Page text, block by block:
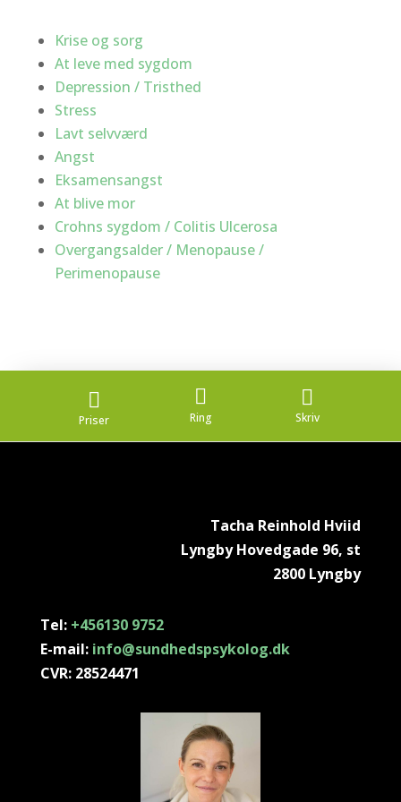
Krise og sorg
At leve med sygdom
Depression / Tristhed
Stress
Lavt selvværd
Angst
Eksamensangst
At blive mor
Crohns sygdom / Colitis Ulcerosa
Overgangsalder / Menopause /
Perimenopause

Priser

Ring

Skriv
Tacha Reinhold Hviid
Lyngby Hovedgade 96, st
2800 Lyngby
Tel: +456130 9752
E-mail: info@sundhedspsykolog.dk
CVR: 28524471